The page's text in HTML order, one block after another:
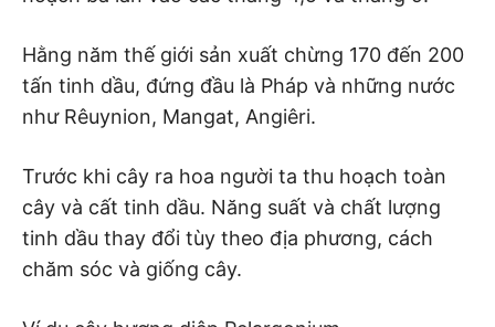
Hằng năm thế giới sản xuất chừng 170 đến 200
tấn tinh dầu, đứng đầu là Pháp và những nước
như Rêuynion, Mangat, Angiêri.
Trước khi cây ra hoa người ta thu hoạch toàn
cây và cất tinh dầu. Năng suất và chất lượng
tinh dầu thay đổi tùy theo địa phương, cách
chăm sóc và giống cây.